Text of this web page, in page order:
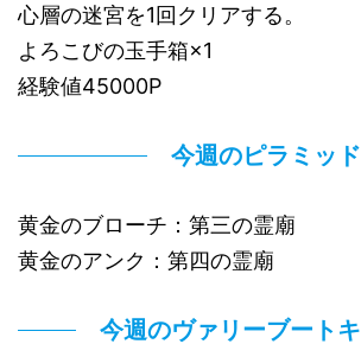
心層の迷宮を1回クリアする。
よろこびの玉手箱×1
経験値45000P
今週のピラミッド
黄金のブローチ：第三の霊廟
黄金のアンク：第四の霊廟
今週のヴァリーブート